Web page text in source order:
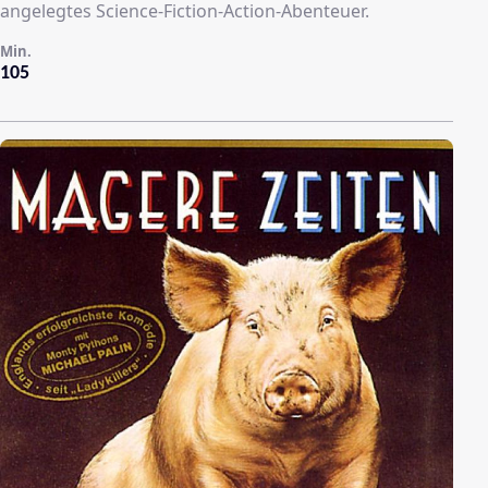
angelegtes Science-Fiction-Action-Abenteuer.
105
Min.